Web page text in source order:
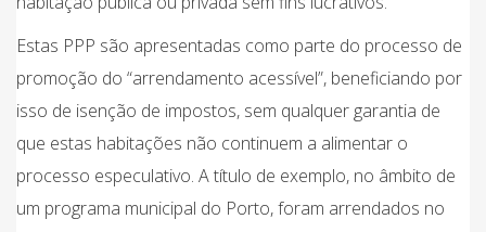
Estas PPP são apresentadas como parte do processo de
promoção do “arrendamento acessível”, beneficiando por
isso de isenção de impostos, sem qualquer garantia de
que estas habitações não continuem a alimentar o
processo especulativo. A título de exemplo, no âmbito de
um programa municipal do Porto, foram arrendados no